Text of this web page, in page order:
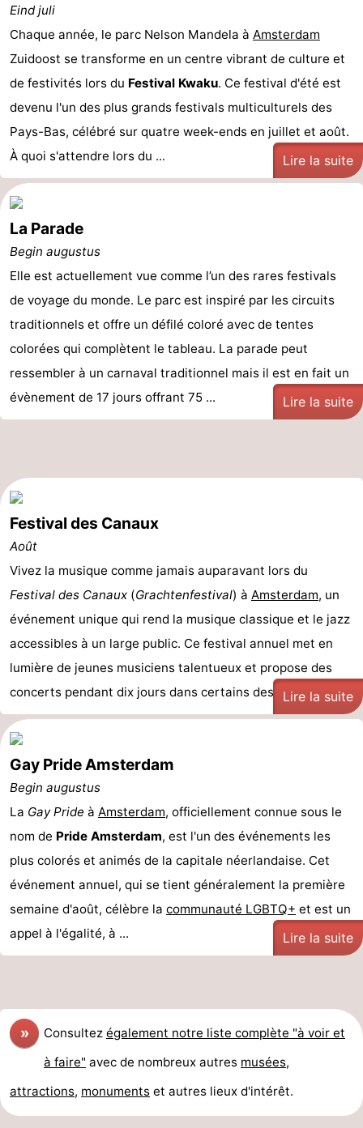
Eind juli
Chaque année, le parc Nelson Mandela à Amsterdam
Zuidoost se transforme en un centre vibrant de culture et
de festivités lors du Festival Kwaku. Ce festival d'été est
devenu l'un des plus grands festivals multiculturels des
Pays-Bas, célébré sur quatre week-ends en juillet et août.
À quoi s'attendre lors du ...
Lire la suite
La Parade
Begin augustus
Elle est actuellement vue comme l’un des rares festivals
de voyage du monde. Le parc est inspiré par les circuits
traditionnels et offre un défilé coloré avec de tentes
colorées qui complètent le tableau. La parade peut
ressembler à un carnaval traditionnel mais il est en fait un
évènement de 17 jours offrant 75 ...
Lire la suite
Festival des Canaux
Août
Vivez la musique comme jamais auparavant lors du
Festival des Canaux (Grachtenfestival) à Amsterdam, un
événement unique qui rend la musique classique et le jazz
accessibles à un large public. Ce festival annuel met en
lumière de jeunes musiciens talentueux et propose des
concerts pendant dix jours dans certains des ...Lire la suite
Gay Pride Amsterdam
Begin augustus
La Gay Pride à Amsterdam, officiellement connue sous le
nom de Pride Amsterdam, est l'un des événements les
plus colorés et animés de la capitale néerlandaise. Cet
événement annuel, qui se tient généralement la première
semaine d'août, célèbre la communauté LGBTQ+ et est un
appel à l'égalité, à ...
Lire la suite
» Consultez également notre liste complète "à voir et
à faire" avec de nombreux autres musées,
attractions, monuments et autres lieux d'intérêt.